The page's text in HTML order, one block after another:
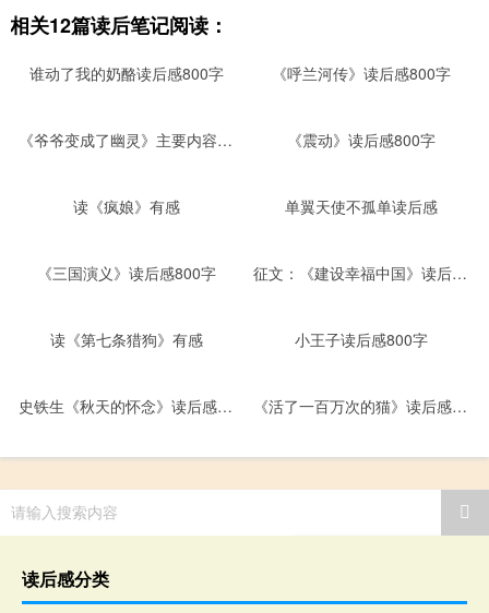
相关12篇读后笔记阅读：
谁动了我的奶酪读后感800字 《呼兰河传》读后感800字
《爷爷变成了幽灵》主要内容、读后感范文 《震动》读后感800字
读《疯娘》有感 单翼天使不孤单读后感
《三国演义》读后感800字 征文：《建设幸福中国》读后感800字
读《第七条猎狗》有感 小王子读后感800字
史铁生《秋天的怀念》读后感800字 《活了一百万次的猫》读后感800字
请输入搜索内容
读后感分类